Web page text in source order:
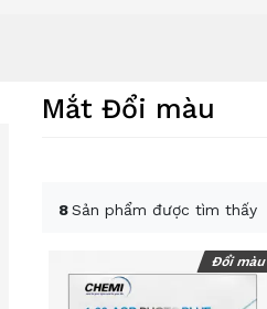
Mắt Đổi màu
8Sản phẩm được tìm thấy
Đổi màu